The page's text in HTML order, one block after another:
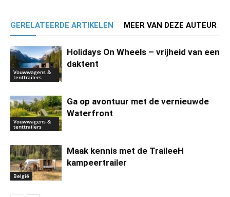
GERELATEERDE ARTIKELEN MEER VAN DEZE AUTEUR
Vouwwagens &
tenttrailers
Holidays On Wheels – vrijheid van een
daktent
Vouwwagens &
tenttrailers
Ga op avontuur met de vernieuwde
Waterfront
België
Maak kennis met de TraileeH
kampeertrailer